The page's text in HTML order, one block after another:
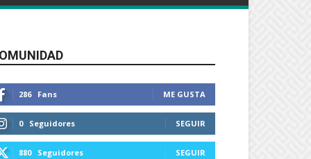
286 Fans ME GUSTA
0 Seguidores SEGUIR
880 Seguidores SEGUIR